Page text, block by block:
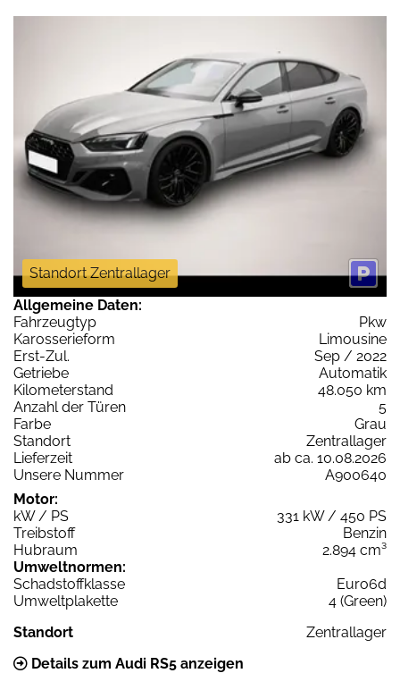
Standort Zentrallager
Allgemeine Daten:
Fahrzeugtyp
Pkw
Karosserieform
Limousine
Erst-Zul.
Sep / 2022
Getriebe
Automatik
Kilometerstand
48.050 km
Anzahl der Türen
5
Farbe
Grau
Standort
Zentrallager
Lieferzeit
ab ca. 10.08.2026
Unsere Nummer
A900640
Motor:
kW / PS
331 kW / 450 PS
Treibstoff
Benzin
Hubraum
2.894 cm³
Umweltnormen:
Schadstoffklasse
Euro6d
Umweltplakette
4 (Green)
Standort
Zentrallager
Details zum Audi RS5 anzeigen